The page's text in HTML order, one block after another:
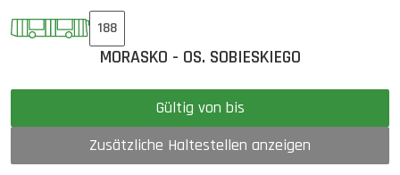
188
MORASKO - OS. SOBIESKIEGO
Gültig von bis
Zusätzliche Haltestellen anzeigen